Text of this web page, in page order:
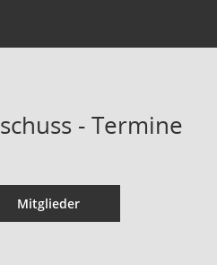
- Termine
Mitglieder